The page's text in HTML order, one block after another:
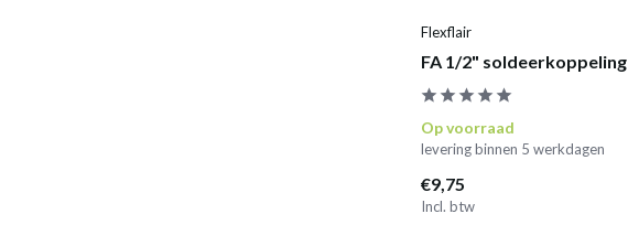
Flexflair
FA 1/2" soldeerkoppeling
Op voorraad
levering binnen 5 werkdagen
€9,75
Incl. btw